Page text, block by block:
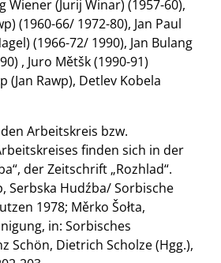
Wiener (Jurij Winar) (1957-60),
(1960-66/ 1972-80), Jan Paul
(1966-72/ 1990), Jan Bulang
, Juro Mětšk (1990-91)
(Jan Rawp), Detlev Kobela
Arbeitskreis bzw.
finden sich in der
der Zeitschrift „Rozhlad“.
Serbska Hudźba/ Sorbische
1978; Měrko Šołta,
in: Sorbisches
Schön, Dietrich Scholze (Hgg.),